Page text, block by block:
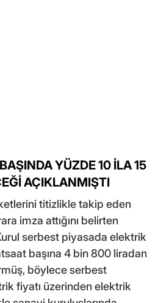
YÜZDE 10 İLA 15
AÇIKLANMIŞTI
titizlikle takip eden
imza attığını belirten
serbest piyasada elektrik
başına 4 bin 800 liradan
böylece serbest
fiyatı üzerinden elektrik